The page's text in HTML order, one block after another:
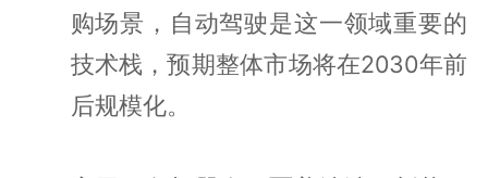
购场景，自动驾驶是这一领域重要的
技术栈，预期整体市场将在2030年前
后规模化。